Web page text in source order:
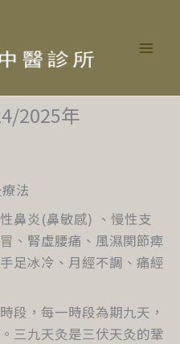
2025年
法
鼻炎(鼻敏感) 、慢性支
、腎虛腰痛、風濕関節痺
足冰冷、月經不調、痛經
段，每一時段為期九天，
三九天灸是三伏天灸的鞏